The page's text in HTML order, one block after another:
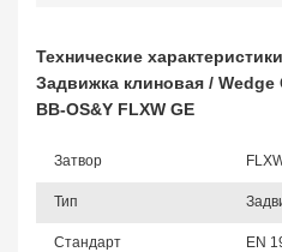
Технические
Задвижка клиновая / Wedge
BB-OS&Y FLXW GE
Затвор
Тип
Стандарт EN